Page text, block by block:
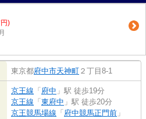
)
東京都府中市天神町 ２丁目8-1
京王線 「 府中 」駅 徒歩19分
京王線 「 東府中 」駅 徒歩20分
京王競馬場線 「 府中競馬正門前 」